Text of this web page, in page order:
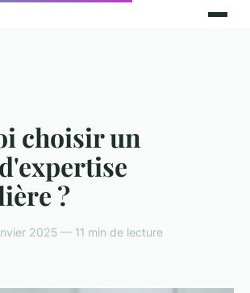
choisir un
?
2025 — 11 min de lecture